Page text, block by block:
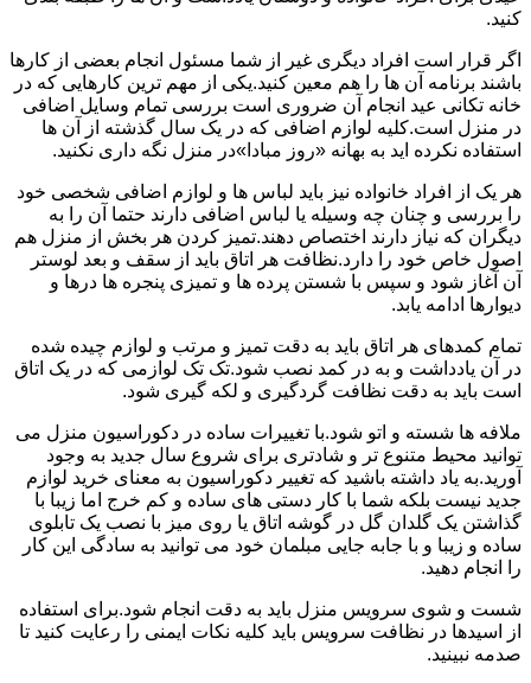
کنید.
اگر قرار است افراد دیگری غیر از شما مسئول انجام بعضی از کارها
باشند برنامه آن ها را هم معین کنید.یکی از مهم ترین کارهایی که در
خانه تکانی عید انجام آن ضروری است بررسی تمام وسایل اضافی
در منزل است.کلیه لوازم اضافی که در یک سال گذشته از آن ها
استفاده نکرده اید به بهانه «روز مبادا»در منزل نگه داری نکنید.
هر یک از افراد خانواده نیز باید لباس ها و لوازم اضافی شخصی خود
را بررسی و چنان چه وسیله یا لباس اضافی دارند حتما آن را به
دیگران که نیاز دارند اختصاص دهند.تمیز کردن هر بخش از منزل هم
اصول خاص خود را دارد.نظافت هر اتاق باید از سقف و بعد لوستر
آن آغاز شود و سپس با شستن پرده ها و تمیزی پنجره ها درها و
دیوارها ادامه یابد.
تمام کمدهای هر اتاق باید به دقت تمیز و مرتب و لوازم چیده شده
در آن یادداشت و به در کمد نصب شود.تک تک لوازمی که در یک اتاق
است باید به دقت نظافت گردگیری و لکه گیری شود.
ملافه ها شسته و اتو شود.با تغییرات ساده در دکوراسیون منزل می
توانید محیط متنوع تر و شادتری برای شروع سال جدید به وجود
آورید.به یاد داشته باشید که تغییر دکوراسیون به معنای خرید لوازم
جدید نیست بلکه شما با کار دستی های ساده و کم خرج اما زیبا با
گذاشتن یک گلدان گل در گوشه اتاق یا روی میز با نصب یک تابلوی
ساده و زیبا و با جابه جایی مبلمان خود می توانید به سادگی این کار
را انجام دهید.
شست و شوی سرویس منزل باید به دقت انجام شود.برای استفاده
از اسیدها در نظافت سرویس باید کلیه نکات ایمنی را رعایت کنید تا
صدمه نبینید.